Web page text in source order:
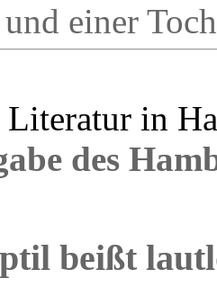
einer
Literatur in
des
beißt